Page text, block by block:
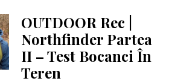
OUTDOOR Rec |
Northfinder Partea
II – Test Bocanci În
Teren